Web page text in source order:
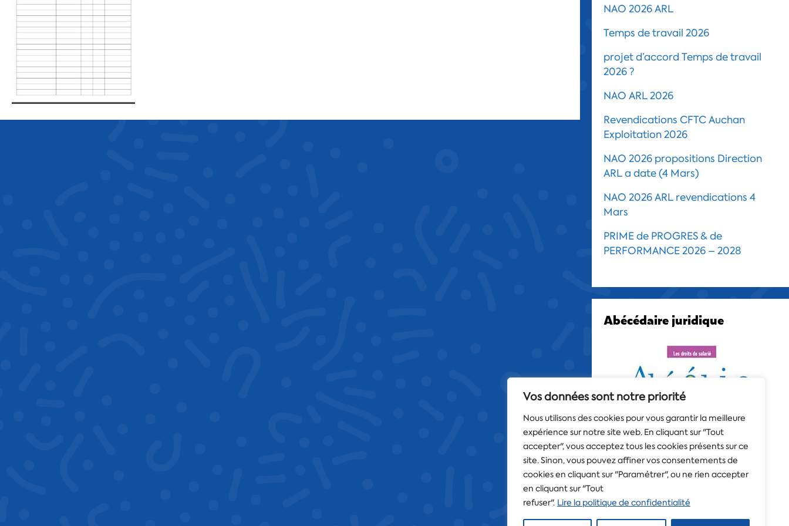
Vos données sont notre priorité
Nous utilisons des cookies pour vous garantir la meilleure
expérience sur notre site web. En cliquant sur "Tout
accepter", vous acceptez tous les cookies présents sur ce
site. Sinon, vous pouvez affiner vos consentements de
cookies en cliquant sur "Paramétrer", ou ne rien accepter
en cliquant sur "Tout
refuser". Lire la politique de confidentialité
NAO 2026 ARL
Temps de travail 2026
projet d’accord Temps de travail
2026 ?
NAO ARL 2026
Revendications CFTC Auchan
Exploitation 2026
NAO 2026 propositions Direction
ARL a date (4 Mars)
NAO 2026 ARL revendications 4
Mars
PRIME de PROGRES & de
PERFORMANCE 2026 – 2028
Abécédaire juridique